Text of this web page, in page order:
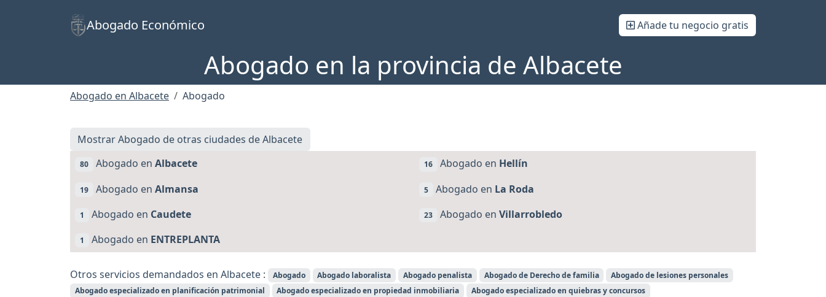
Abogado Económico Añade tu negocio gratis
Abogado en la provincia de Albacete
Abogado en Albacete Abogado
Mostrar Abogado de otras ciudades de Albacete
80 Abogado en Albacete
19 Abogado en Almansa
1 Abogado en Caudete
1 Abogado en ENTREPLANTA
16 Abogado en Hellín
5 Abogado en La Roda
23 Abogado en Villarrobledo
Otros servicios demandados en Albacete : Abogado Abogado laboralista Abogado penalista Abogado de Derecho de familia
Abogado de lesiones personales
Abogado especializado en planificación patrimonial
Abogado especializado en propiedad inmobiliaria
Abogado especializado en quiebras y concursos